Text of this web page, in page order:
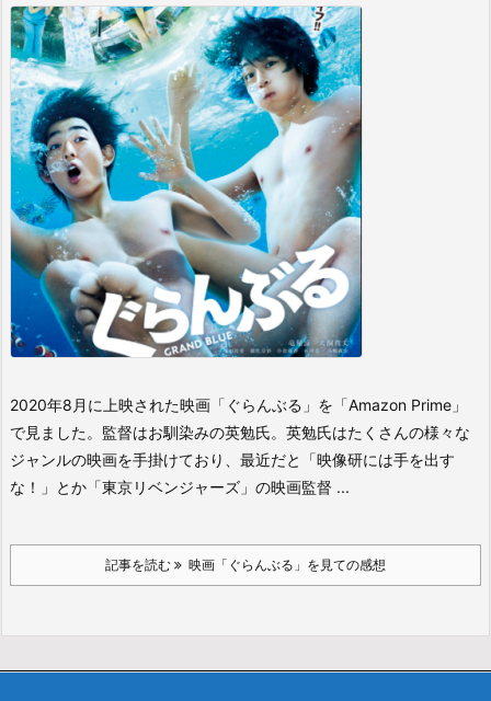
2020年8月に上映された映画「ぐらんぶる」を「Amazon Prime」
で見ました。監督はお馴染みの英勉氏。英勉氏はたくさんの様々な
ジャンルの映画を手掛けており、最近だと「映像研には手を出す
な！」とか「東京リベンジャーズ」の映画監督 ...
記事を読む 映画「ぐらんぶる」を見ての感想